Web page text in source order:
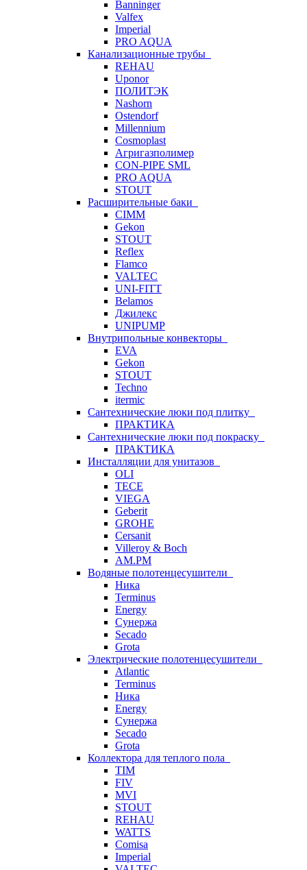
Banninger
Valfex
Imperial
PRO AQUA
Канализационные трубы
REHAU
Uponor
ПОЛИТЭК
Nashorn
Ostendorf
Millennium
Cosmoplast
Агригазполимер
CON-PIPE SML
PRO AQUA
STOUT
Расширительные баки
CIMM
Gekon
STOUT
Reflex
Flamco
VALTEC
UNI-FITT
Belamos
Джилекс
UNIPUMP
Внутрипольные конвекторы
EVA
Gekon
STOUT
Techno
itermic
Сантехнические люки под плитку
ПРАКТИКА
Сантехнические люки под покраску
ПРАКТИКА
Инсталляции для унитазов
OLI
TECE
VIEGA
Geberit
GROHE
Cersanit
Villeroy & Boch
AM.PM
Водяные полотенцесушители
Ника
Terminus
Energy
Сунержа
Secado
Grota
Электрические полотенцесушители
Atlantic
Terminus
Ника
Energy
Сунержа
Secado
Grota
Коллектора для теплого пола
TIM
FIV
MVI
STOUT
REHAU
WATTS
Comisa
Imperial